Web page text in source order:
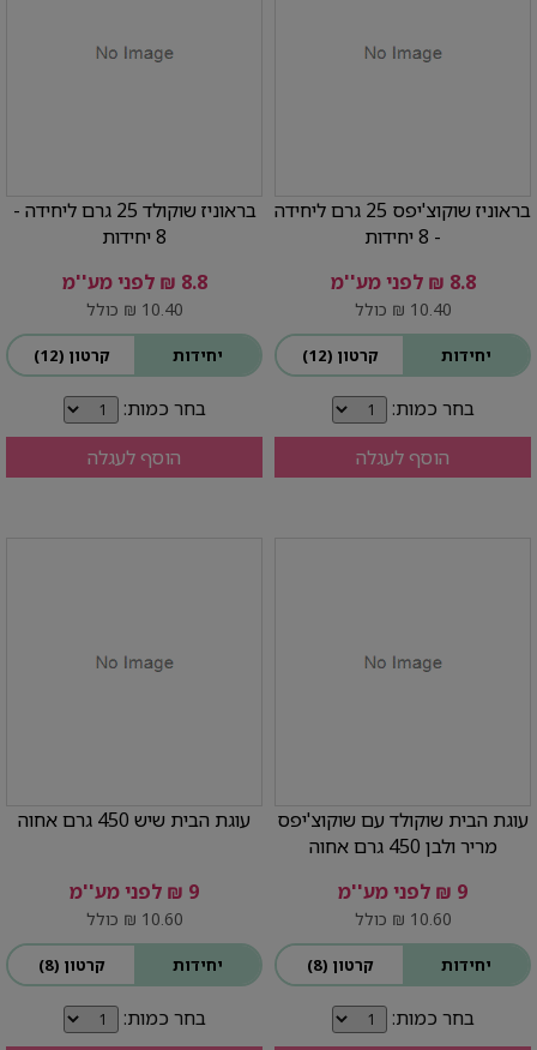
בראוניז שוקוצ'יפס 25 גרם ליחידה
- 8 יחידות
8.8 ₪ לפני מע''מ
10.40 ₪ כולל
יחידות קרטון (12)
בחר כמות:
הוסף לעגלה
בראוניז שוקולד 25 גרם ליחידה -
8 יחידות
8.8 ₪ לפני מע''מ
10.40 ₪ כולל
יחידות קרטון (12)
בחר כמות:
הוסף לעגלה
עוגת הבית שוקולד עם שוקוצ'יפס
מריר ולבן 450 גרם אחוה
9 ₪ לפני מע''מ
10.60 ₪ כולל
יחידות קרטון (8)
בחר כמות:
עוגת הבית שיש 450 גרם אחוה
9 ₪ לפני מע''מ
10.60 ₪ כולל
יחידות קרטון (8)
בחר כמות: